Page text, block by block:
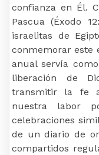
confianza en Él.
Pascua (Éxodo
israelitas de
conmemorar este
anual servía
liberación de
transmitir la fe
nuestra labor
celebraciones
de un diario de
compartidos